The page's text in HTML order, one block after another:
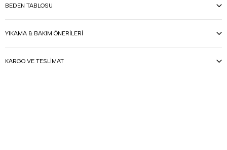
BEDEN TABLOSU
YIKAMA & BAKIM ÖNERILERI
KARGO VE TESLIMAT